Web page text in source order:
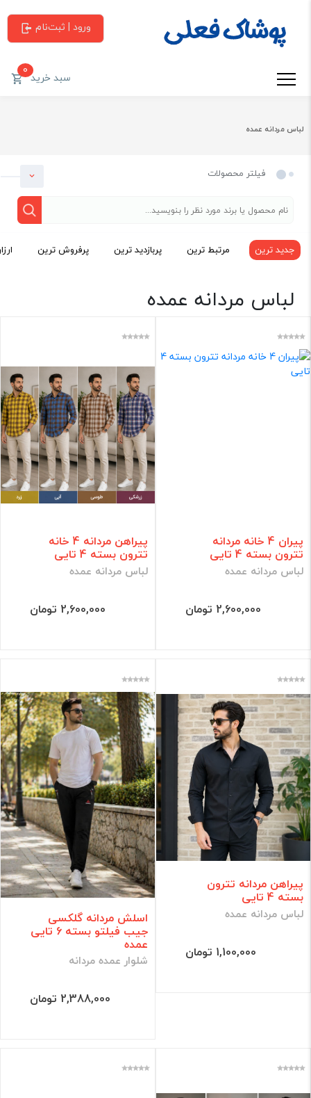
ورود | ثبت‌نام
سبد خرید0
لباس مردانه عمده
فیلتر محصولات
دسته بندی
لباس مردانه عمده
هودی مردانه عمده
قیمت:تومان
جدید ترین مرتبط ترین پربازدید ترین پرفروش ترین
لباس مردانه عمده
پیران 4 خانه مردانه
تترون بسته 4 تایی
لباس مردانه عمده
2,600,000 تومان
پیراهن مردانه 4 خانه
تترون بسته 4 تایی
لباس مردانه عمده
2,600,000 تومان
پیراهن مردانه تترون
بسته 4 تایی
لباس مردانه عمده
1,100,000 تومان
اسلش مردانه گلکسی
جیب فیلتو بسته 6 تایی
عمده
شلوار عمده مردانه
2,388,000 تومان